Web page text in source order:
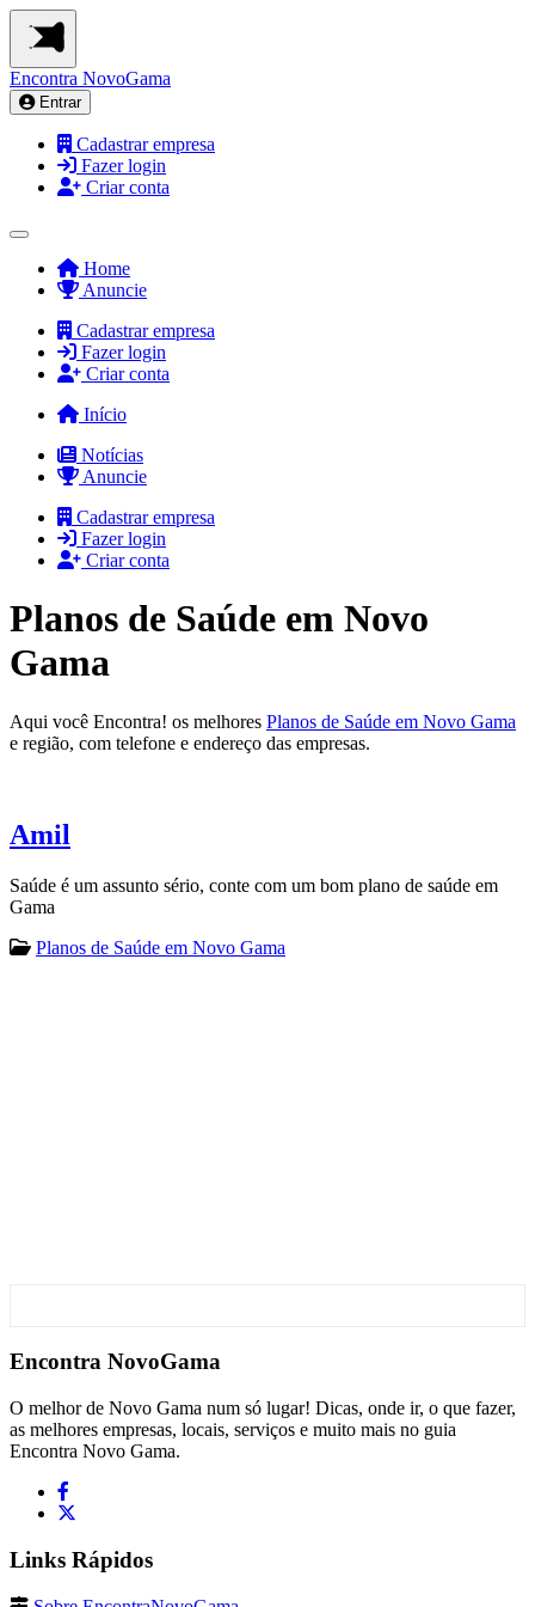
Encontra NovoGama
Entrar
Cadastrar empresa
Fazer login
Criar conta
Home
Anuncie
Cadastrar empresa
Fazer login
Criar conta
Início
Notícias
Anuncie
Cadastrar empresa
Fazer login
Criar conta
Planos de Saúde em Novo
Gama
Aqui você Encontra! os melhores Planos de Saúde em Novo Gama
e região, com telefone e endereço das empresas.
Amil
Saúde é um assunto sério, conte com um bom plano de saúde em
Gama
Planos de Saúde em Novo Gama
Encontra NovoGama
O melhor de Novo Gama num só lugar! Dicas, onde ir, o que fazer,
as melhores empresas, locais, serviços e muito mais no guia
Encontra Novo Gama.
Links Rápidos